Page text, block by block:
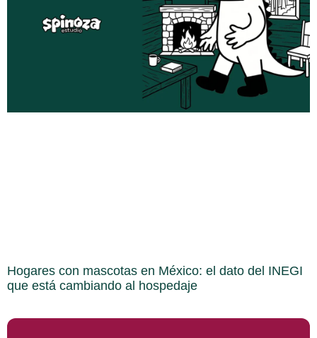
Hogares con mascotas en México: el dato del INEGI
que está cambiando al hospedaje